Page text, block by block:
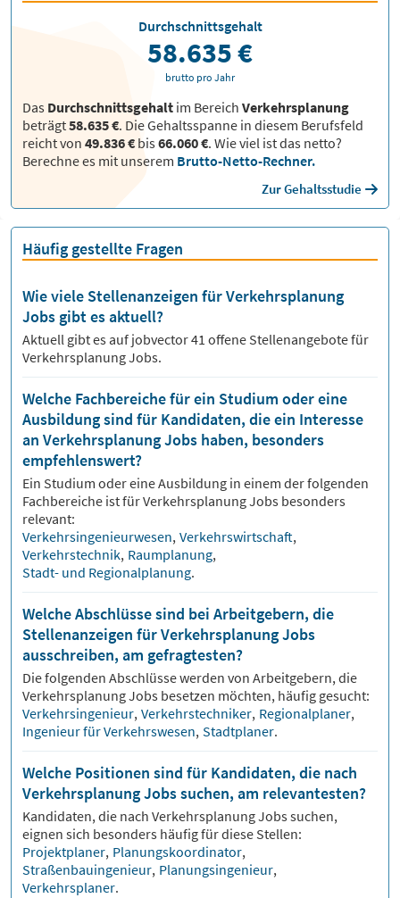
Das Durchschnittsgehalt im Bereich Verkehrsplanung
beträgt58.635 €. Die Gehaltsspanne in diesem Berufsfeld
reicht von 49.836 € bis66.060 €. Wie viel ist das netto?
Berechne es mit unserem Brutto-Netto-Rechner.
Zur Gehaltsstudie
Durchschnittsgehalt
58.635 €
brutto pro Jahr
Häufig gestellte Fragen
Wie viele Stellenanzeigen für Verkehrsplanung
Jobs gibt es aktuell?
Aktuell gibt es auf jobvector41 offene Stellenangebote für
Verkehrsplanung Jobs.
Welche Fachbereiche für ein Studium oder eine
Ausbildung sind für Kandidaten, die ein Interesse
an Verkehrsplanung Jobs haben, besonders
empfehlenswert?
Ein Studium oder eine Ausbildung in einem der folgenden
Fachbereiche ist fürVerkehrsplanungJobs besonders
relevant:
Verkehrsingenieurwesen, Verkehrswirtschaft,
Verkehrstechnik, Raumplanung,
Stadt- und Regionalplanung.
Welche Abschlüsse sind bei Arbeitgebern, die
Stellenanzeigen für Verkehrsplanung Jobs
ausschreiben, am gefragtesten?
Die folgenden Abschlüsse werden von Arbeitgebern, die
VerkehrsplanungJobs besetzen möchten, häufig gesucht:
Verkehrsingenieur, Verkehrstechniker, Regionalplaner,
Ingenieur für Verkehrswesen, Stadtplaner.
Welche Positionen sind für Kandidaten, die nach
Verkehrsplanung Jobs suchen, am relevantesten?
Kandidaten, die nach VerkehrsplanungJobs suchen,
eignen sich besonders häufig für diese Stellen:
Projektplaner, Planungskoordinator,
Straßenbauingenieur, Planungsingenieur,
Verkehrsplaner.